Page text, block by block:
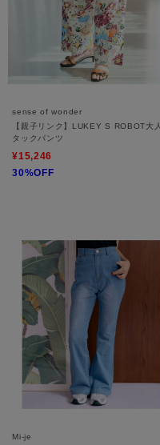
sense of wonder
【親子リンク】LUKEY S ROBOT大人用
タックパンツ
¥15,246
30%OFF
Mi-je